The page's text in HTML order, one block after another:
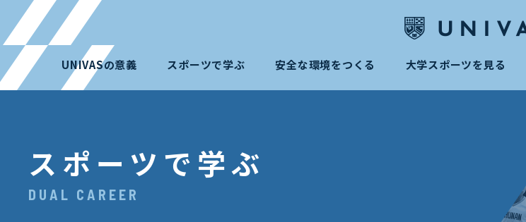
UNIVASの意義 スポーツで学ぶ 安全な環境をつくる 大学スポーツを見る
スポーツで学ぶ
DUAL CAREER